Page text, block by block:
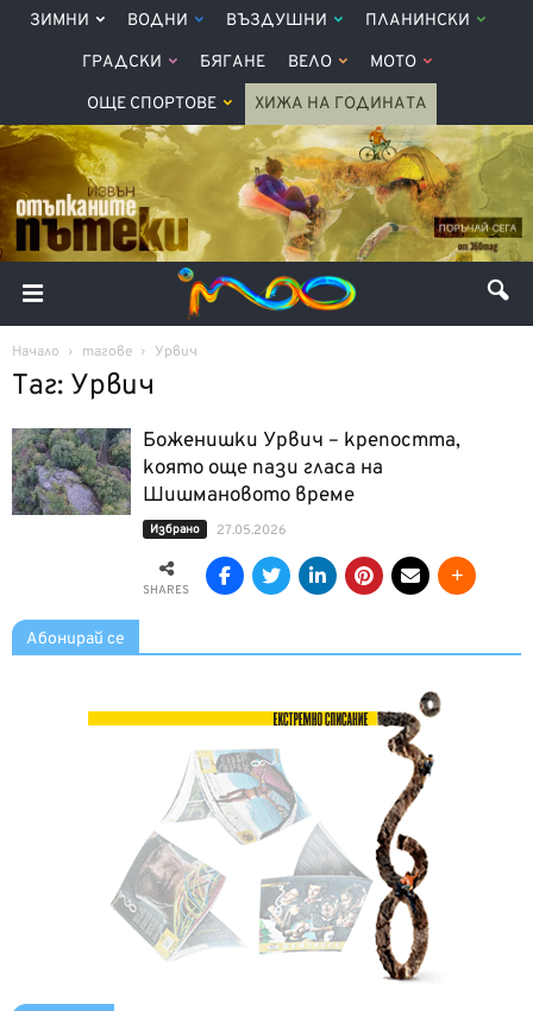
ЗИМНИ ВОДНИ ВЪЗДУШНИ ПЛАНИНСКИ
ГРАДСКИ БЯГАНЕ ВЕЛО МОТО
ОЩЕ СПОРТОВЕ ХИЖА НА ГОДИНАТА
Начало тагове Урвич
Таг: Урвич
Боженишки Урвич – крепостта,
която още пази гласа на
Шишмановото време
Избрано 27.05.2026
SHARES
Абонирай се